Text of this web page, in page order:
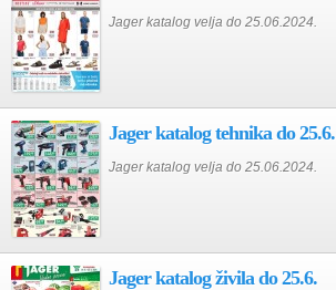
Jager katalog velja do 25.06.2024.
Jager katalog tehnika do 25.6.
Jager katalog velja do 25.06.2024.
Jager katalog živila do 25.6.